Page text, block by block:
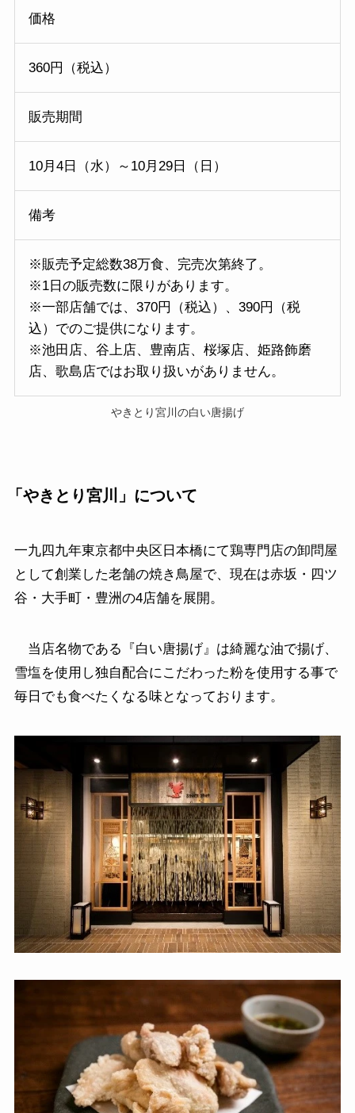
価格
360円（税込）
販売期間
10月4日（水）～10月29日（日）
備考
※販売予定総数38万食、完売次第終了。
※1日の販売数に限りがあります。
※一部店舗では、370円（税込）、390円（税
込）でのご提供になります。
※池田店、谷上店、豊南店、桜塚店、姫路飾磨
店、歌島店ではお取り扱いがありません。
やきとり宮川の白い唐揚げ
「やきとり宮川」 について
一九四九年東京都中央区日本橋にて鶏専門店の卸問屋
として創業した老舗の焼き鳥屋で、現在は赤坂・四ツ
谷・大手町・豊洲の4店舗を展開。
当店名物である『白い唐揚げ』は綺麗な油で揚げ、
雪塩を使用し独自配合にこだわった粉を使用する事で
毎日でも食べたくなる味となっております。